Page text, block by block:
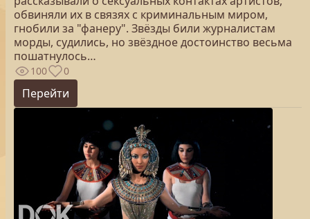
обвиняли их в связях с криминальным миром,
гнобили за "фанеру". Звёзды били журналистам
морды, судились, но звёздное достоинство весьма
пошатнулось…
100 0
Перейти